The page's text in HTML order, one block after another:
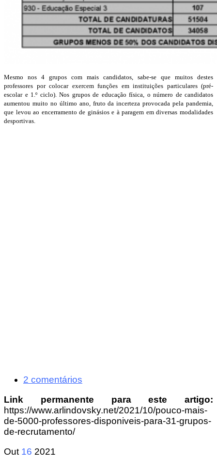
Mesmo nos 4 grupos com mais candidatos, sabe-se que muitos destes
professores por colocar exercem funções em instituições particulares (pré-
escolar e 1.º ciclo). Nos grupos de educação física, o número de candidatos
aumentou muito no último ano, fruto da incerteza provocada pela pandemia,
que levou ao encerramento de ginásios e à paragem em diversas modalidades
desportivas.
2 comentários
Link permanente para este artigo:
https://www.arlindovsky.net/2021/10/pouco-mais-
de-5000-professores-disponiveis-para-31-grupos-
de-recrutamento/
Out 16 2021